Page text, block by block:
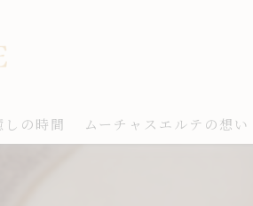
の時間 ムーチャスエルテの想い